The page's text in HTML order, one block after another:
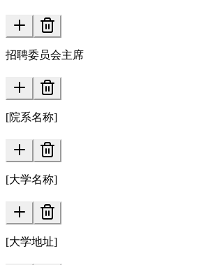
招聘委员会主席
[院系名称]
[大学名称]
[大学地址]